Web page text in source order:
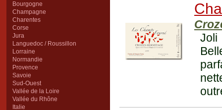
Bourgogne
Champagne
Charentes
Corse
Jura
Languedoc / Roussillon
Lorraine
Normandie
Provence
Savoie
Sud-Ouest
Vallée de la Loire
Vallée du Rhône
Italie
Joli